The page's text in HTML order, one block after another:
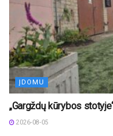
ĮDOMU
„Gargždų kūrybos
2026-08-05